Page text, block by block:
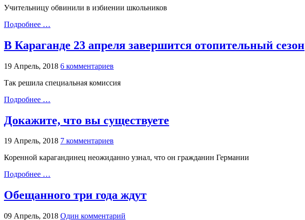
Учительницу обвинили в избиении школьников
Подробнее …
В Караганде 23 апреля завершится отопительный сезон
19 Апрель, 2018 6 комментариев
Так решила специальная комиссия
Подробнее …
Докажите, что вы существуете
19 Апрель, 2018 7 комментариев
Коренной карагандинец неожиданно узнал, что он гражданин Германии
Подробнее …
Обещанного три года ждут
09 Апрель, 2018 Один комментарий